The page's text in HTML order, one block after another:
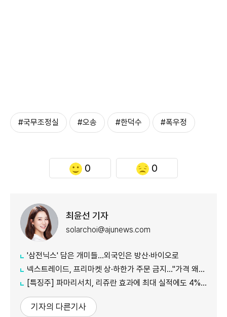
#국무조정실 #오송 #한덕수 #폭우정
0 0
최윤선 기자
solarchoi@ajunews.com
'삼전닉스' 담은 개미들…외국인은 방산·바이오로
넥스트레이드, 프리마켓 상·하한가 주문 금지…"가격 왜곡 방지"
[특징주] 파마리서치, 리쥬란 효과에 최대 실적에도 4%대 약세
기자의 다른기사